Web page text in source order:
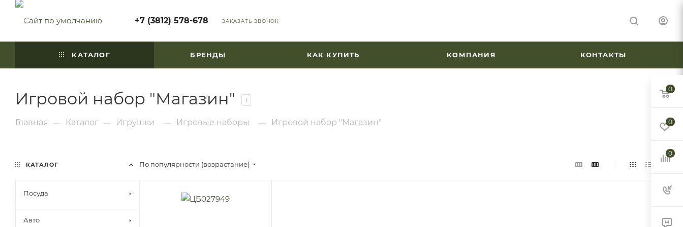
+7 (3812) 578-678 ЗАКАЗАТЬ ЗВОНОК
КАТАЛОГ БРЕНДЫ КАК КУПИТЬ КОМПАНИЯ КОНТАКТЫ
Игровой набор "Магазин" 1
Главная — Каталог — Игрушки — Игровые наборы — Игровой набор "Магазин"
По популярности (возрастание)
КАТАЛОГ
Посуда
Авто
0
0
0